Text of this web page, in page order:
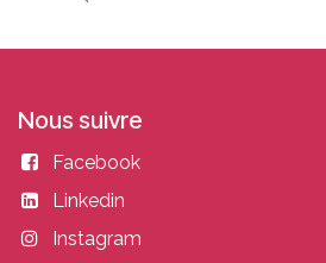
Nous suivre
Facebook
Linkedin
Instagram